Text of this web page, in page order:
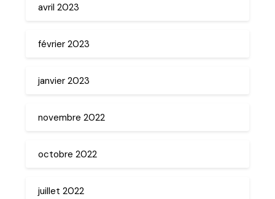
avril 2023
février 2023
janvier 2023
novembre 2022
octobre 2022
juillet 2022